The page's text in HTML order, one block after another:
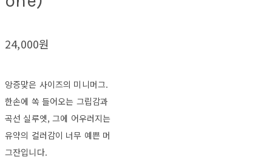
24,000원
앙증맞은 사이즈의 미니머그.
한손에 쏙 들어오는 그립감과
곡선 실루엣, 그에 어우러지는
유약의 컬러감이 너무 예쁜 머
그잔입니다.